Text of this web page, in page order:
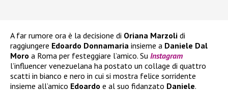
A far rumore ora è la decisione di Oriana Marzoli di
raggiungere Edoardo Donnamaria insieme a Daniele Dal
Moro a Roma per festeggiare l’amico. Su Instagram
l’influencer venezuelana ha postato un collage di quattro
scatti in bianco e nero in cui si mostra felice sorridente
insieme all’amico Edoardo e al suo fidanzato Daniele.